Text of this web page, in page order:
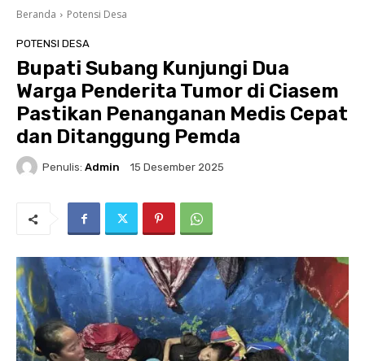
Beranda Potensi Desa
POTENSI DESA
Bupati Subang Kunjungi Dua
Warga Penderita Tumor di Ciasem
Pastikan Penanganan Medis Cepat
dan Ditanggung Pemda
Penulis: Admin 15 Desember 2025